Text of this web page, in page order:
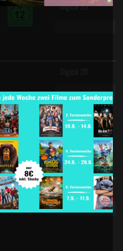
Digital 2D
Digital 2D
Digital 2D